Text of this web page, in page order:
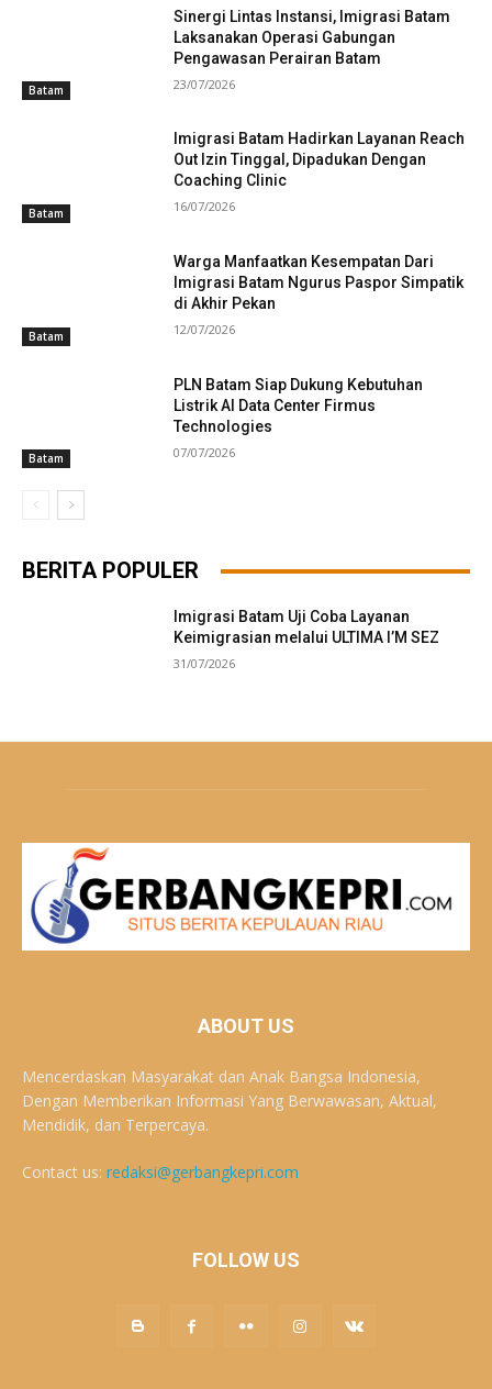
Batam
Sinergi Lintas Instansi, Imigrasi Batam
Laksanakan Operasi Gabungan
Pengawasan Perairan Batam
23/07/2026
Batam
Imigrasi Batam Hadirkan Layanan Reach
Out Izin Tinggal, Dipadukan Dengan
Coaching Clinic
16/07/2026
Batam
Warga Manfaatkan Kesempatan Dari
Imigrasi Batam Ngurus Paspor Simpatik
di Akhir Pekan
12/07/2026
Batam
PLN Batam Siap Dukung Kebutuhan
Listrik AI Data Center Firmus
Technologies
07/07/2026
BERITA POPULER
Imigrasi Batam Uji Coba Layanan
Keimigrasian melalui ULTIMA I’M SEZ
31/07/2026
ABOUT US
Mencerdaskan Masyarakat dan Anak Bangsa Indonesia,
Dengan Memberikan Informasi Yang Berwawasan, Aktual,
Mendidik, dan Terpercaya.
Contact us: redaksi@gerbangkepri.com
FOLLOW US